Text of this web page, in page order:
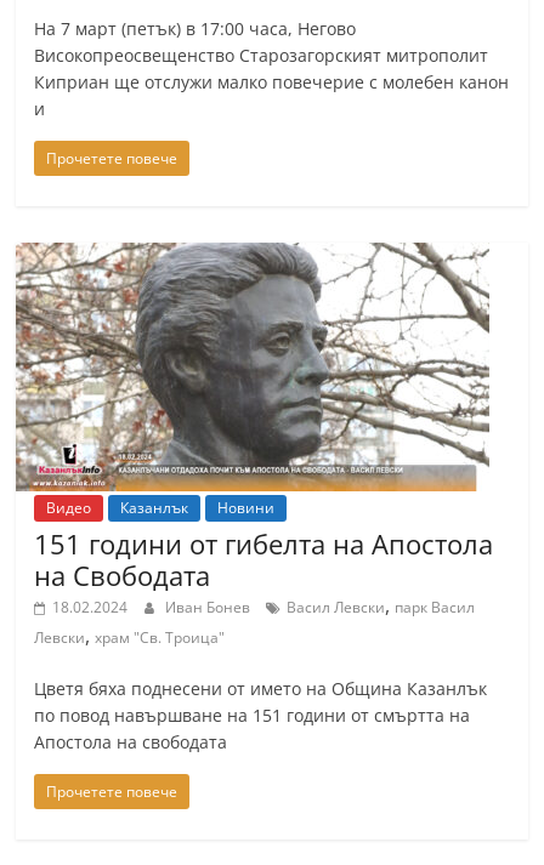
a
n
l
k
o
m
На 7 март (петък) в 17:00 часа, Негово
Високопреосвещенство Старозагорският митрополит
Киприан ще отслужи малко повечерие с молебен канон
и
Прочетете повече
Видео Казанлък Новини
151 години от гибелта на Апостола
на Свободата
18.02.2024 Иван Бонев Васил Левски, парк Васил
Левски,храм "Св. Троица"
Цветя бяха поднесени от името на Община Казанлък
по повод навършване на 151 години от смъртта на
Апостола на свободата
Прочетете повече